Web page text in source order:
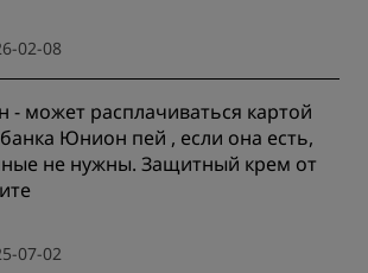
02-08
- может расплачиваться картой
Юнион пей , если она есть,
не нужны. Защитный крем от
07-02